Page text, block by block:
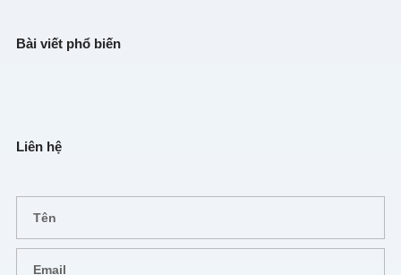
Bài viết phổ biến
Liên hệ